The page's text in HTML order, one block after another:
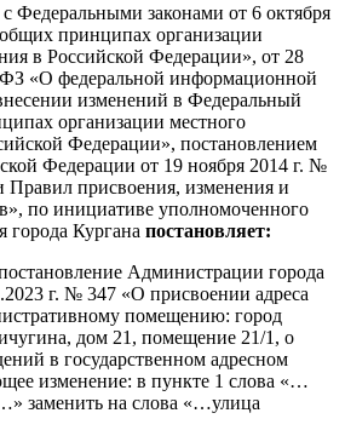
Федеральными законами от 6 октября
принципах организации
в Российской Федерации», от 28
«О федеральной информационной
изменений в Федеральный
организации местного
Федерации», постановлением
Федерации от 19 ноября 2014 г. №
Правил присвоения, изменения и
по инициативе уполномоченного
города Кургана постановляет:
Администрации города
г. № 347 «О присвоении адреса
помещению: город
дом 21, помещение 21/1, о
в государственном адресном
изменение: в пункте 1 слова «…
заменить на слова «…улица